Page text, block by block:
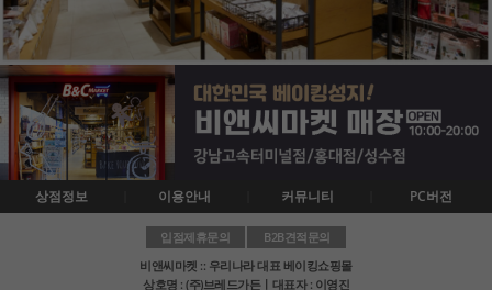
상점정보 이용안내 커뮤니티 PC버전
입점제휴문의
B2B견적문의
비앤씨마켓 :: 우리나라 대표 베이킹쇼핑몰
상호명 : (주)브레드가든ㅣ대표자 : 이영진